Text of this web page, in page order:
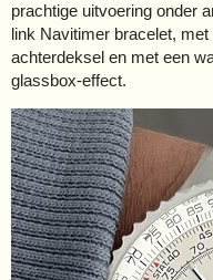
prachtige uitvoering onder
link Navitimer bracelet,
achterdeksel en met een
glassbox-effect.